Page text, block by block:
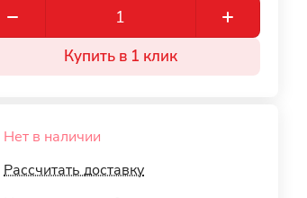
Купить в 1 клик
Нет в наличии
Рассчитать доставку